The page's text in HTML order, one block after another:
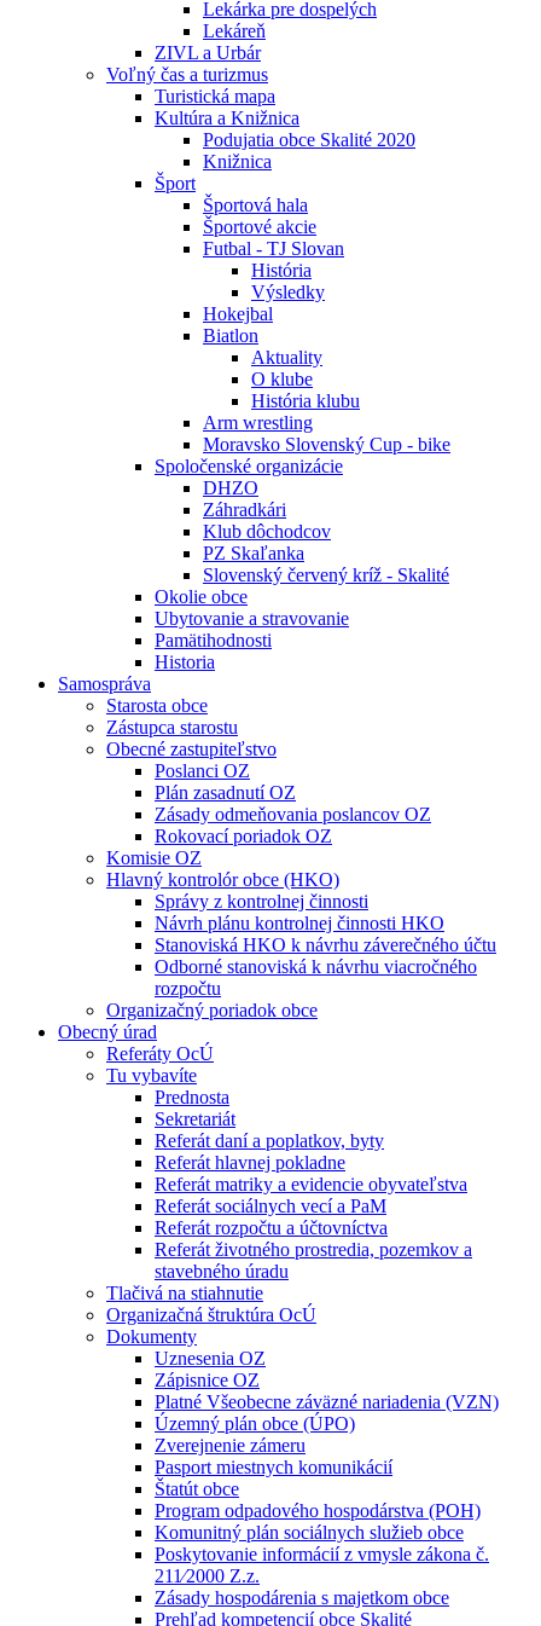
Lekárka pre dospelých
Lekáreň
ZIVL a Urbár
Voľný čas a turizmus
Turistická mapa
Kultúra a Knižnica
Podujatia obce Skalité 2020
Knižnica
Šport
Športová hala
Športové akcie
Futbal - TJ Slovan
História
Výsledky
Hokejbal
Biatlon
Aktuality
O klube
História klubu
Arm wrestling
Moravsko Slovenský Cup - bike
Spoločenské organizácie
DHZO
Záhradkári
Klub dôchodcov
PZ Skaľanka
Slovenský červený kríž - Skalité
Okolie obce
Ubytovanie a stravovanie
Pamätihodnosti
Historia
Samospráva
Starosta obce
Zástupca starostu
Obecné zastupiteľstvo
Poslanci OZ
Plán zasadnutí OZ
Zásady odmeňovania poslancov OZ
Rokovací poriadok OZ
Komisie OZ
Hlavný kontrolór obce (HKO)
Správy z kontrolnej činnosti
Návrh plánu kontrolnej činnosti HKO
Stanoviská HKO k návrhu záverečného účtu
Odborné stanoviská k návrhu viacročného
rozpočtu
Organizačný poriadok obce
Obecný úrad
Referáty OcÚ
Tu vybavíte
Prednosta
Sekretariát
Referát daní a poplatkov, byty
Referát hlavnej pokladne
Referát matriky a evidencie obyvateľstva
Referát sociálnych vecí a PaM
Referát rozpočtu a účtovníctva
Referát životného prostredia, pozemkov a
stavebného úradu
Tlačivá na stiahnutie
Organizačná štruktúra OcÚ
Dokumenty
Uznesenia OZ
Zápisnice OZ
Platné Všeobecne záväzné nariadenia (VZN)
Územný plán obce (ÚPO)
Zverejnenie zámeru
Pasport miestnych komunikácií
Štatút obce
Program odpadového hospodárstva (POH)
Komunitný plán sociálnych služieb obce
Poskytovanie informácií z vmysle zákona č.
211⁄2000 Z.z.
Zásady hospodárenia s majetkom obce
Prehľad kompetencií obce Skalité